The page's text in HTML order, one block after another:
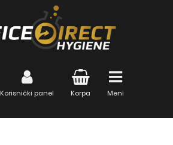
Korisnički panel Korpa Meni